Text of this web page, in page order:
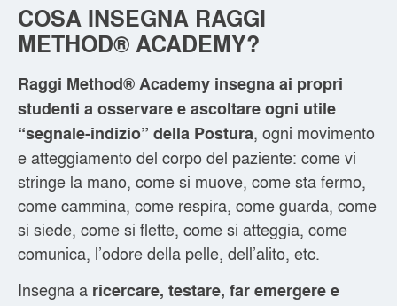
COSA INSEGNA RAGGI
METHOD® ACADEMY?
Raggi Method® Academy insegna ai propri
studenti a osservare e ascoltare ogni utile
“segnale-indizio” della Postura, ogni movimento
e atteggiamento del corpo del paziente: come vi
stringe la mano, come si muove, come sta fermo,
come cammina, come respira, come guarda, come
si siede, come si flette, come si atteggia, come
comunica, l’odore della pelle, dell’alito, etc.
Insegna a ricercare, testare, far emergere e